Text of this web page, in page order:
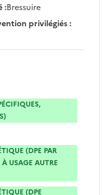
:Bressuire
privilégiés:
(DPE PAR
USAGE AUTRE
(DPE